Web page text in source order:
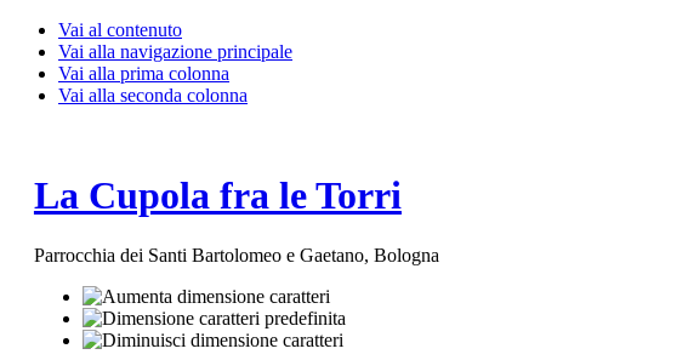
Vai al contenuto
Vai alla navigazione principale
Vai alla prima colonna
Vai alla seconda colonna
La Cupola fra le Torri
Parrocchia dei Santi Bartolomeo e Gaetano, Bologna